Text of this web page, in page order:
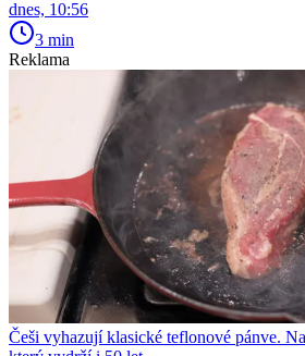
dnes, 10:56
3 min
Reklama
Češi vyhazují klasické teflonové pánve.